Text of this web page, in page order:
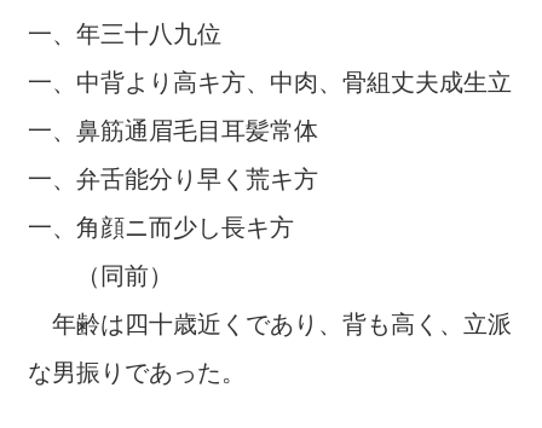
一、年三十八九位
一、中背より高キ方、中肉、骨組丈夫成生立
一、鼻筋通眉毛目耳髪常体
一、弁舌能分り早く荒キ方
一、角顔ニ而少し長キ方
（同前）
年齢は四十歳近くであり、背も高く、立派
な男振りであった。